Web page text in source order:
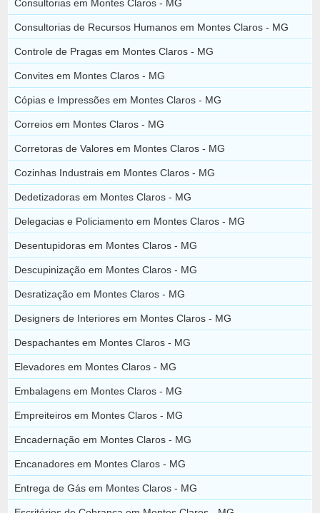
Consultorias em Montes Claros - MG
Consultorias de Recursos Humanos em Montes Claros - MG
Controle de Pragas em Montes Claros - MG
Convites em Montes Claros - MG
Cópias e Impressões em Montes Claros - MG
Correios em Montes Claros - MG
Corretoras de Valores em Montes Claros - MG
Cozinhas Industrais em Montes Claros - MG
Dedetizadoras em Montes Claros - MG
Delegacias e Policiamento em Montes Claros - MG
Desentupidoras em Montes Claros - MG
Descupinização em Montes Claros - MG
Desratização em Montes Claros - MG
Designers de Interiores em Montes Claros - MG
Despachantes em Montes Claros - MG
Elevadores em Montes Claros - MG
Embalagens em Montes Claros - MG
Empreiteiros em Montes Claros - MG
Encadernação em Montes Claros - MG
Encanadores em Montes Claros - MG
Entrega de Gás em Montes Claros - MG